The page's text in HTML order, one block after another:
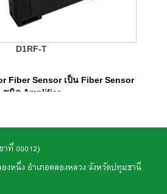
D1RF-T
Fiber Sensor เป็น Fiber Sensor
ชนิด Amplifier
ที่ 00012)
งหนึ่ง อำเภอคลองหลวง จังหวัดปทุมธานี